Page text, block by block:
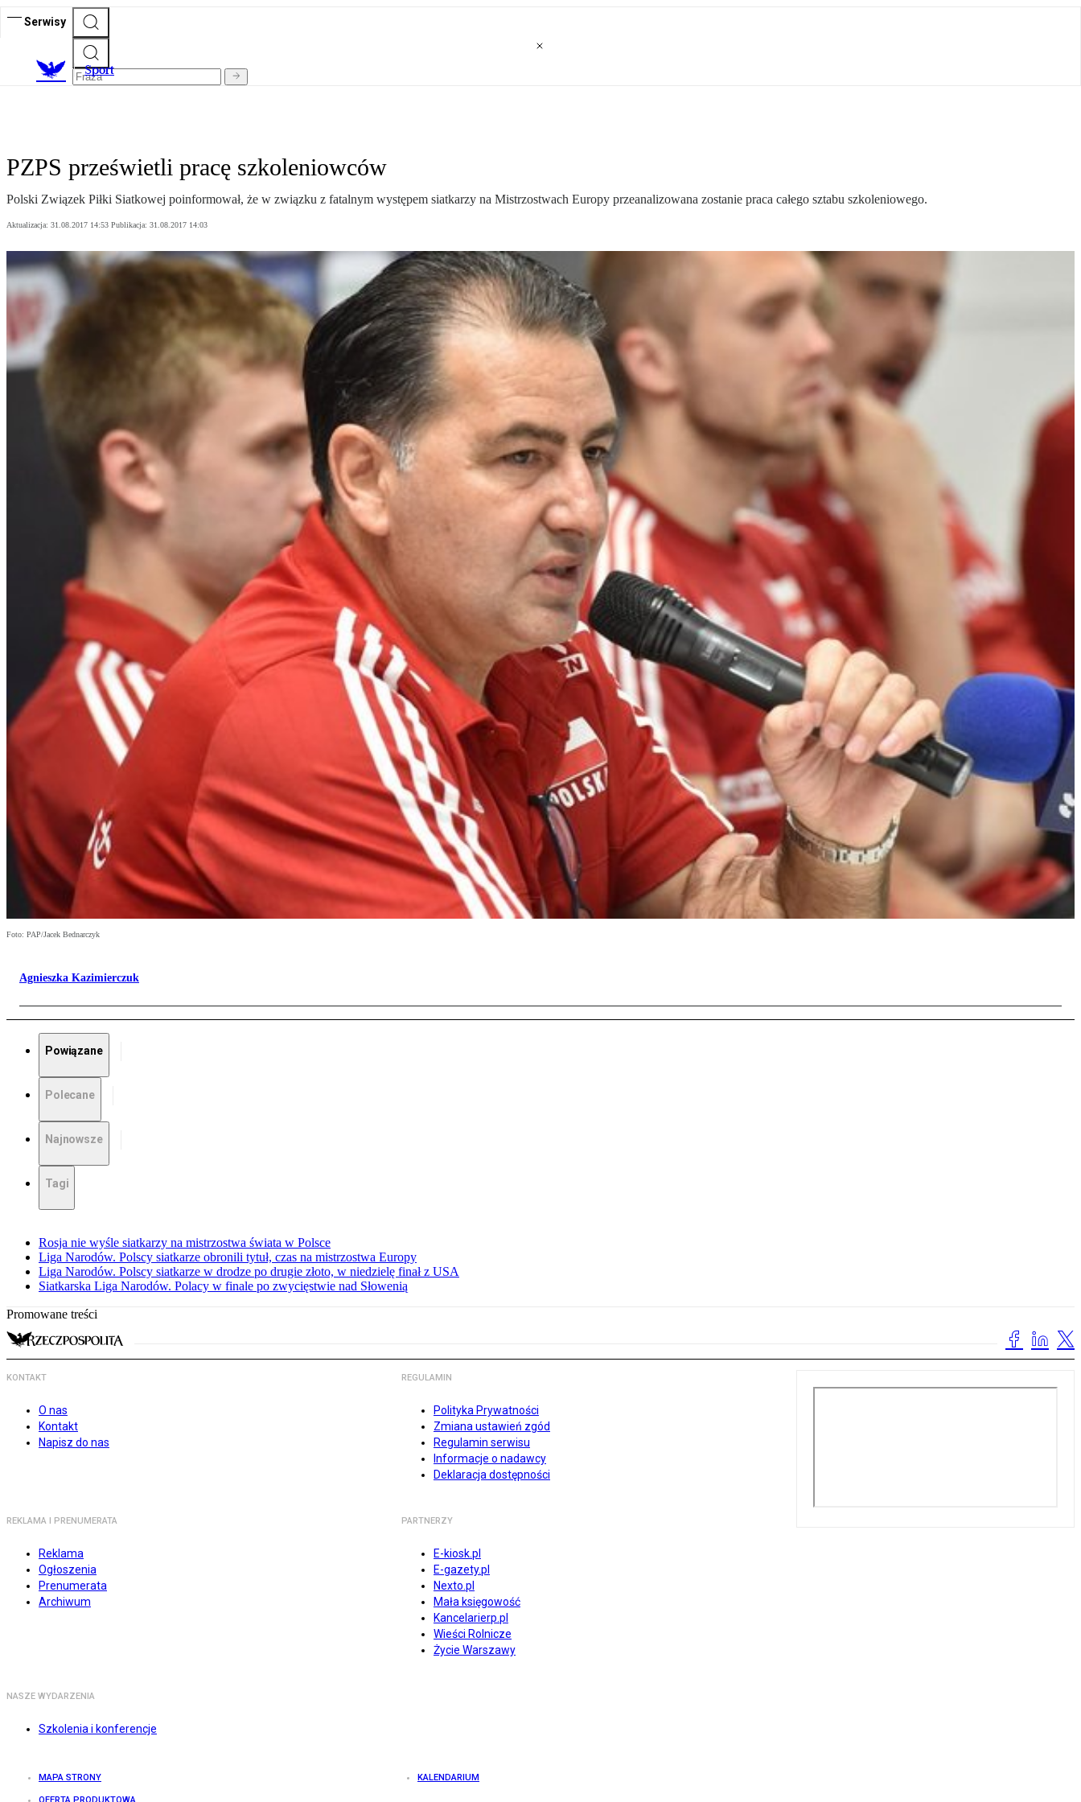
Serwisy
Sport
PZPS prześwietli pracę szkoleniowców
Polski Związek Piłki Siatkowej poinformował, że w związku z fatalnym występem siatkarzy na Mistrzostwach Europy przeanalizowana zostanie praca całego sztabu szkoleniowego.
Aktualizacja: 31.08.2017 14:53 Publikacja: 31.08.2017 14:03
Foto: PAP/Jacek Bednarczyk
Agnieszka Kazimierczuk
Powiązane
Polecane
Najnowsze
Tagi
Rosja nie wyśle siatkarzy na mistrzostwa świata w Polsce
Liga Narodów. Polscy siatkarze obronili tytuł, czas na mistrzostwa Europy
Liga Narodów. Polscy siatkarze w drodze po drugie złoto, w niedzielę finał z USA
Siatkarska Liga Narodów. Polacy w finale po zwycięstwie nad Słowenią
Promowane treści
KONTAKT
O nas
Kontakt
Napisz do nas
REGULAMIN
Polityka Prywatności
Zmiana ustawień zgód
Regulamin serwisu
Informacje o nadawcy
Deklaracja dostępności
REKLAMA I PRENUMERATA
Reklama
Ogłoszenia
Prenumerata
Archiwum
PARTNERZY
E-kiosk.pl
E-gazety.pl
Nexto.pl
Mała księgowość
Kancelarierp.pl
Wieści Rolnicze
Życie Warszawy
NASZE WYDARZENIA
Szkolenia i konferencje
MAPA STRONY KALENDARIUM